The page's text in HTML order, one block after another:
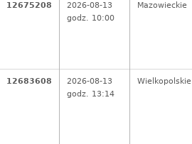
12675208
2026-08-13
godz. 10:00
Mazowieckie
12683608
2026-08-13
godz. 13:14
Wielkopolskie